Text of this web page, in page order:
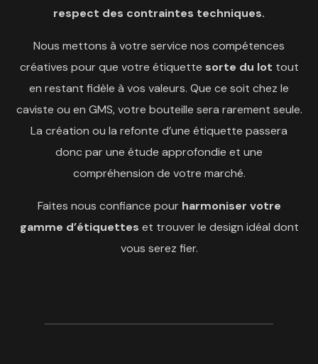
respect des contraintes techniques.
Nous mettons à votre service nos compétences
créatives pour que votre étiquette sorte du lot tout
en restant fidèle à vos valeurs. Que ce soit chez le
caviste ou en GMS, votre bouteille sera rarement seule.
La création ou la refonte d’une étiquette passera
donc par une étude approfondie et une
compréhension de votre marché.
Faites nous confiance pour harmoniser votre
gamme d’étiquettes et trouver le design idéal dont
vous serez fier.